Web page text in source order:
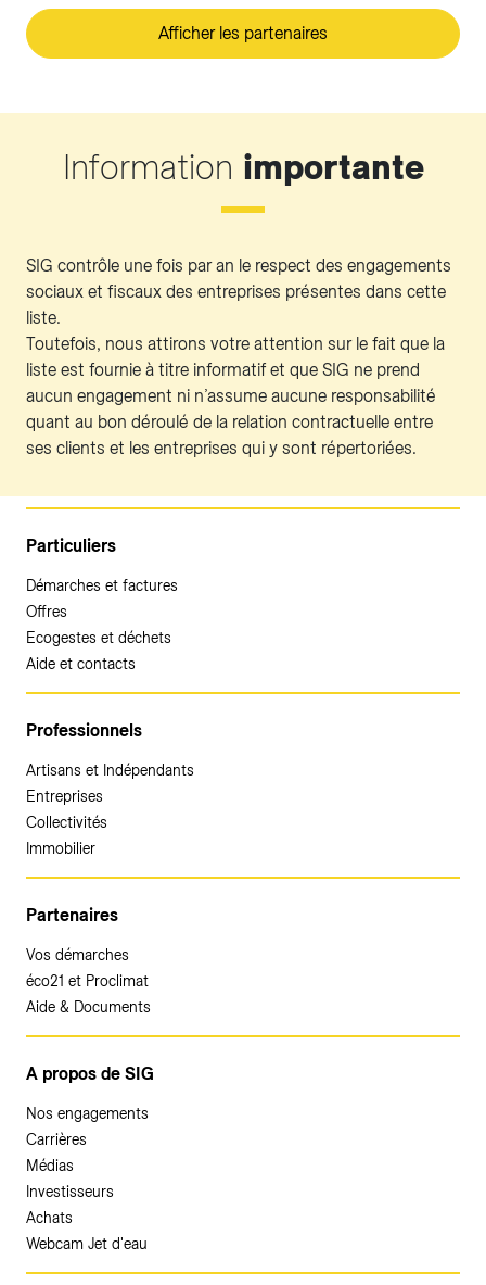
Afficher les partenaires
Information importante
SIG contrôle une fois par an le respect des engagements
sociaux et fiscaux des entreprises présentes dans cette
liste.
Toutefois, nous attirons votre attention sur le fait que la
liste est fournie à titre informatif et que SIG ne prend
aucun engagement ni n’assume aucune responsabilité
quant au bon déroulé de la relation contractuelle entre
ses clients et les entreprises qui y sont répertoriées.
Particuliers
Démarches et factures
Offres
Ecogestes et déchets
Aide et contacts
Professionnels
Artisans et Indépendants
Entreprises
Collectivités
Immobilier
Partenaires
Vos démarches
éco21 et Proclimat
Aide & Documents
A propos de SIG
Nos engagements
Carrières
Médias
Investisseurs
Achats
Webcam Jet d'eau